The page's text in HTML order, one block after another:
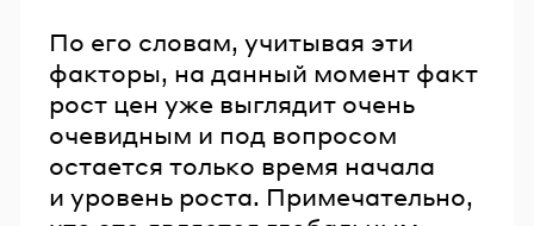
По его словам, учитывая эти
факторы, на данный момент факт
рост цен уже выглядит очень
очевидным и под вопросом
остается только время начала
и уровень роста. Примечательно,